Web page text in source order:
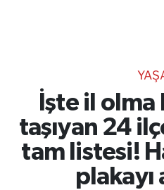
İşte il
taşıyan 24
tam listesi!
plakayı
RESMİ İLANLAR
Gencsesfm Canlı